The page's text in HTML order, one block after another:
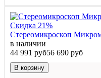
Скидка 21%
Стереомикроскоп
в наличии
44 991 руб56 690 руб
В корзину